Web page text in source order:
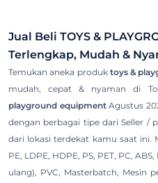
Jual Beli TOYS &
Terlengkap, Mudah &
Temukan aneka produk toys &
mudah, cepat & nyaman di
playground equipmentAgustus
dengan berbagai tipe dari Seller /
dari lokasi terdekat kamu saat ini.
PE, LDPE, HDPE, PS, PET, PC,
ulang), PVC, Masterbatch, Mesin